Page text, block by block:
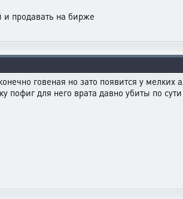
и продавать на бирже
говеная но зато появится у мелких
пофиг для него врата давно убиты по сути